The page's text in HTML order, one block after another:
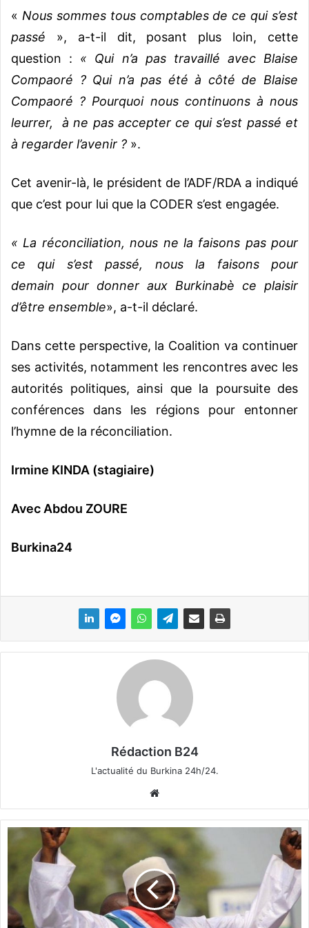
« Nous sommes tous comptables de ce qui s’est
passé », a-t-il dit, posant plus loin, cette
question : « Qui n’a pas travaillé avec Blaise
Compaoré ? Qui n’a pas été à côté de Blaise
Compaoré ? Pourquoi nous continuons à nous
leurrer, à ne pas accepter ce qui s’est passé et
à regarder l’avenir ? ».
Cet avenir-là, le président de l’ADF/RDA a indiqué
que c’est pour lui que la CODER s’est engagée.
« La réconciliation, nous ne la faisons pas pour
ce qui s’est passé, nous la faisons pour
demain pour donner aux Burkinabè ce plaisir
d’être ensemble», a-t-il déclaré.
Dans cette perspective, la Coalition va continuer
ses activités, notamment les rencontres avec les
autorités politiques, ainsi que la poursuite des
conférences dans les régions pour entonner
l’hymne de la réconciliation.
Irmine KINDA (stagiaire)
Avec Abdou ZOURE
Burkina24
Rédaction B24
L'actualité du Burkina 24h/24.
bsi
te
m
e
: